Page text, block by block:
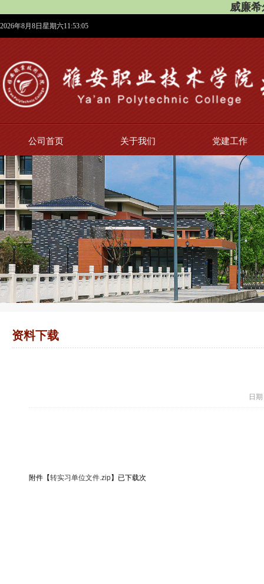
威廉
2026年8月8日星期六11:53:05
公司首页 关于我们 党建工作
资料下载
日
附件【转实习单位文件.zip】已下载次